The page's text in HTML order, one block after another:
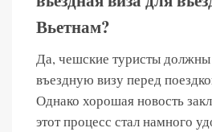
Вьетнам?
Да, чешские туристы должны
въездную визу перед
Однако хорошая новость
этот процесс стал намного